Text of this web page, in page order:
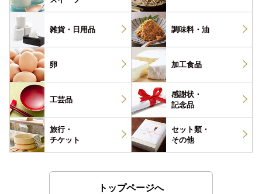
雑貨・ 日用品 調味料・ 油
卵 加工食品
工芸品
感謝状・
記念品
旅行・
チケット
セット類・
その他
トップページへ